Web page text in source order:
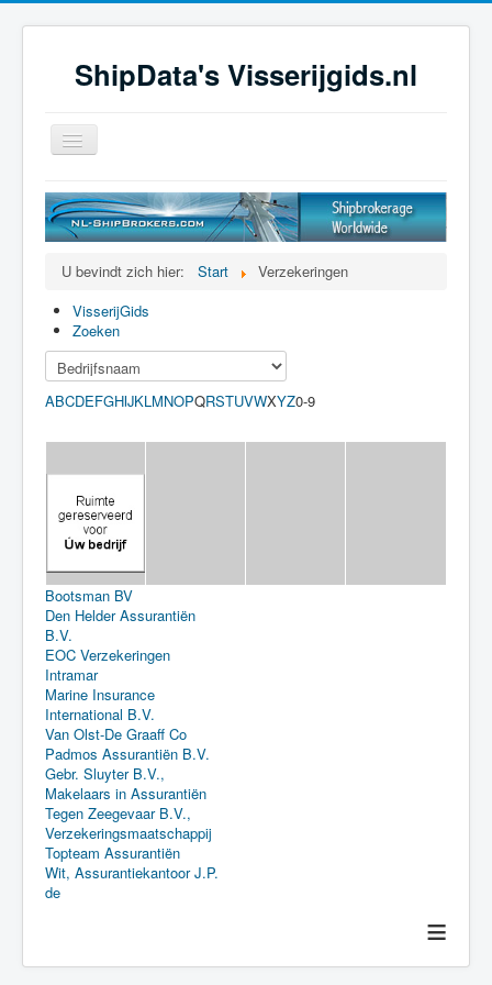
ShipData's Visserijgids.nl
Schakelen
navigatie
≡
U bevindt zich hier: Start
Verzekeringen
VisserijGids
Zoeken
ABCDEFGHIKL MNOPQRSTUVWXYZ0-9
Bootsman BV
Den Helder Assurantiën
B.V.
EOC Verzekeringen
Intramar
Marine Insurance
International B.V.
Van Olst-De Graaff Co
Padmos Assurantiën B.V.
Gebr. Sluyter B.V.,
Makelaars in Assurantiën
Tegen Zeegevaar B.V.,
Verzekeringsmaatschappij
Topteam Assurantiën
Wit, Assurantiekantoor J.P.
de
≡